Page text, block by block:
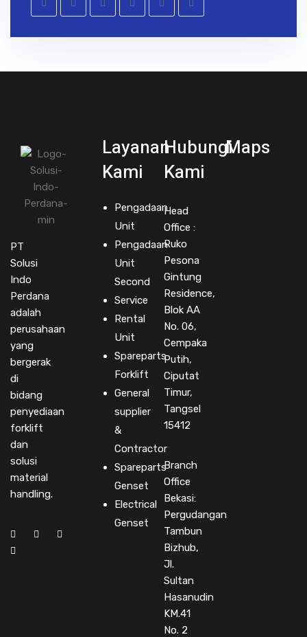
PT
Solusi
Indo
Perdana
adalah
perusahaan
yang
bergerak
di
bidang
penyediaan
forklift
dan
solusi
material
handling.
Layanan
Kami
Pengadaan
Unit
Pengadaan
Unit
Second
Service
Rental
Unit
Spareparts
Forklift
General
supplier
&
Contractor
Spareparts
Genset
Electrical
Genset
Hubungi
Kami
Head
Office :
Ruko
Pesona
Gintung
Residence,
Blok AA
No. 06,
Cempaka
Putih,
Ciputat
Timur,
Tangsel
15412
Branch
Office
Bekasi:
Pergudangan
Tambun
Bizhub,
Jl.
Sultan
Hasanudin
KM.41
No. 2
Maps